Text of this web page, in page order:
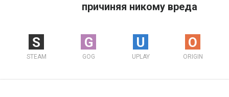
причиняя никому вреда
S
STEAM
G
GOG
U
UPLAY
O
ORIGIN